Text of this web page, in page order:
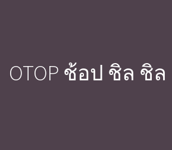
OTOP ช้อป ชิล ชิล